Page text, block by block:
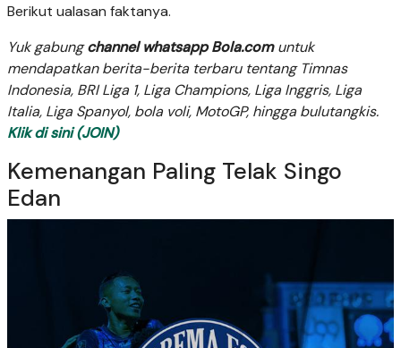
Berikut ualasan faktanya.
Yuk gabungchannel whatsapp Bola.comuntuk
mendapatkan berita-berita terbaru tentang Timnas
Indonesia, BRI Liga 1, Liga Champions, Liga Inggris, Liga
Italia, Liga Spanyol, bola voli, MotoGP, hingga bulutangkis.
Klik di sini (JOIN)
Kemenangan Paling Telak Singo
Edan